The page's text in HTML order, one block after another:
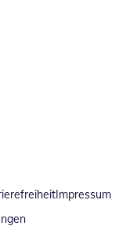
Fenster
neuem Fenster
Fenster
Impressum